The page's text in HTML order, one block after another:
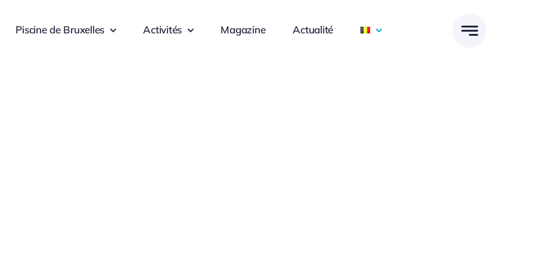
Piscine de Bruxelles Activités Magazine Actualité